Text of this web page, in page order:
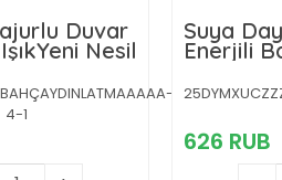
Duvar
Nesil
4-1
Suya
Enerjili
Yeni Nesil
626 RUB